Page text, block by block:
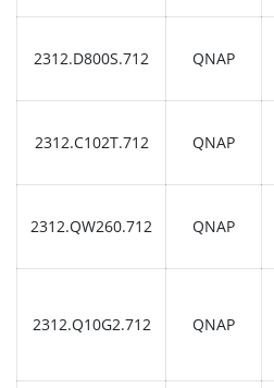
2312.D800S.712 QNAP
2312.C102T.712 QNAP
2312.QW260.712 QNAP
2312.Q10G2.712 QNAP